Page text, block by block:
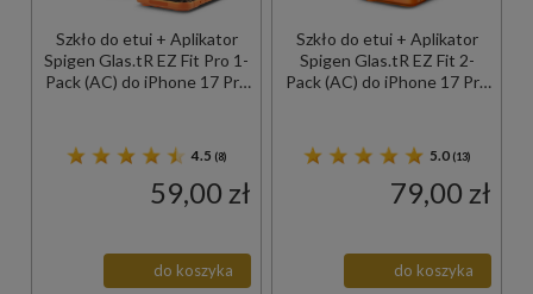
Szkło do etui + Aplikator
Spigen Glas.tR EZ Fit Pro 1-
Pack (AC) do iPhone 17 Pro
4.5 (8)
59,00 zł
do koszyka
Szkło do etui + Aplikator
Spigen Glas.tR EZ Fit 2-
Pack (AC) do iPhone 17 Pro
5.0 (13)
79,00 zł
do koszyka